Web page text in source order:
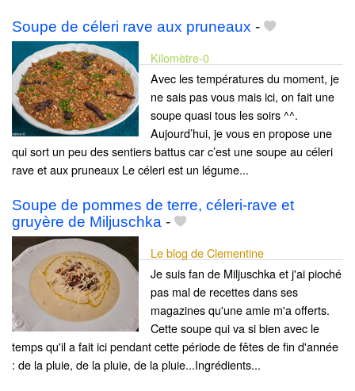
Soupe de céleri rave aux pruneaux -
Kilomètre-0
Avec les températures du moment, je
ne sais pas vous mais ici, on fait une
soupe quasi tous les soirs ^^.
Aujourd’hui, je vous en propose une
qui sort un peu des sentiers battus car c’est une soupe au céleri
rave et aux pruneaux Le céleri est un légume...
Soupe de pommes de terre, céleri-rave et
gruyère de Miljuschka -
Le blog de Clementine
Je suis fan de Miljuschka et j'ai pioché
pas mal de recettes dans ses
magazines qu'une amie m'a offerts.
Cette soupe qui va si bien avec le
temps qu'il a fait ici pendant cette période de fêtes de fin d'année
: de la pluie, de la pluie, de la pluie...Ingrédients...